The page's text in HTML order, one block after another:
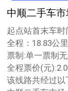
中顺二手车
起点站首末车时
全程：18.83公里
票制:单一票制
全程票价(元
该线路共经过以